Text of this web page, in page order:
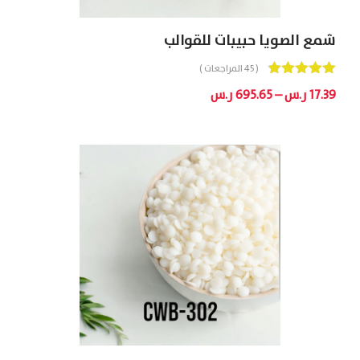
شمع الصويا حبيبات للقوالب
4.91
Of 5
( 45 المراجعات )
17.39ر.س–
695.65ر.سنطاق
خلال